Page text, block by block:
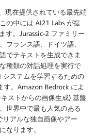
現在提供されている最先端
の中には AI21 Labs が提
す。Jurassic-2 ファミリー
フランス語、ドイツ語、
でテキストを生成できま
種類の対話処理を実行で
システムを学習するための
。Amazon Bedrock によ
ストからの画像生成) 基盤
世界中で最も人気のある
アルな独自画像やアー
なります。